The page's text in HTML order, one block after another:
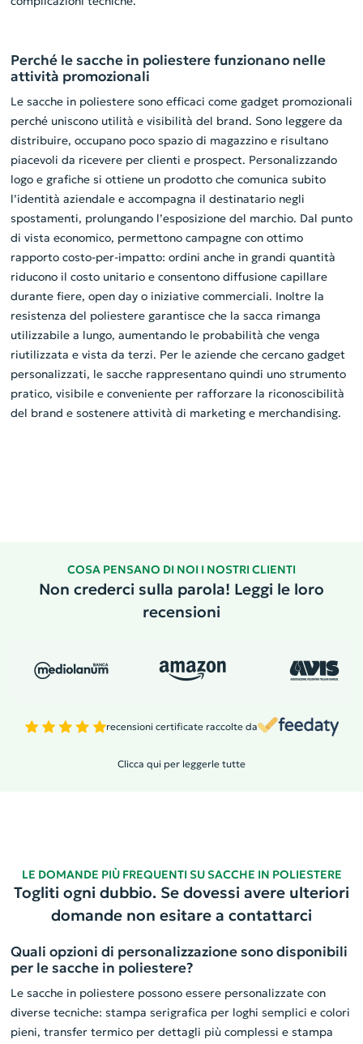
Perché le sacche in poliestere funzionano nelle
attività promozionali
Le sacche in poliestere sono efficaci come gadget promozionali
perché uniscono utilità e visibilità del brand. Sono leggere da
distribuire, occupano poco spazio di magazzino e risultano
piacevoli da ricevere per clienti e prospect. Personalizzando
logo e grafiche si ottiene un prodotto che comunica subito
l’identità aziendale e accompagna il destinatario negli
spostamenti, prolungando l’esposizione del marchio. Dal punto
di vista economico, permettono campagne con ottimo
rapporto costo-per-impatto: ordini anche in grandi quantità
riducono il costo unitario e consentono diffusione capillare
durante fiere, open day o iniziative commerciali. Inoltre la
resistenza del poliestere garantisce che la sacca rimanga
utilizzabile a lungo, aumentando le probabilità che venga
riutilizzata e vista da terzi. Per le aziende che cercano gadget
personalizzati, le sacche rappresentano quindi uno strumento
pratico, visibile e conveniente per rafforzare la riconoscibilità
del brand e sostenere attività di marketing e merchandising.
COSA PENSANO DI NOI I NOSTRI CLIENTI
Non crederci sulla parola! Leggi le loro
recensioni
recensioni certificate raccolte da
Clicca qui per leggerle tutte
LE DOMANDE PIÙ FREQUENTI SU SACCHE IN POLIESTERE
Togliti ogni dubbio. Se dovessi avere ulteriori
domande non esitare a contattarci
Quali opzioni di personalizzazione sono disponibili
per le sacche in poliestere?
Le sacche in poliestere possono essere personalizzate con
diverse tecniche: stampa serigrafica per loghi semplici e colori
pieni, transfer termico per dettagli più complessi e stampa